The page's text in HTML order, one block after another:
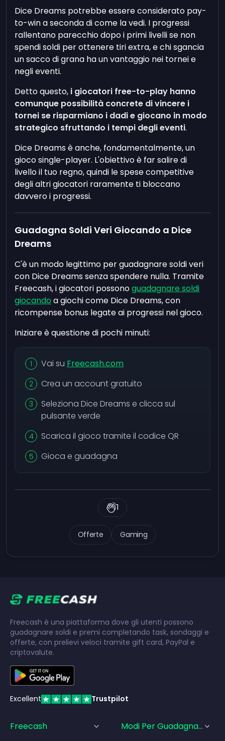
Dice Dreams potrebbe essere considerato pay-
to-win a seconda di come la vedi. I progressi
rallentano parecchio dopo i primi livelli se non
spendi soldi per ottenere tiri extra, e chi sgancia
un sacco di grana ha un vantaggio nei tornei e
negli eventi.
Detto questo, i giocatori free-to-play hanno
comunque possibilità concrete di vincere i
tornei se risparmiano i dadi e giocano in modo
strategico sfruttando i tempi degli eventi.
Dice Dreams è anche, fondamentalmente, un
gioco single-player. L'obiettivo è far salire di
livello il tuo regno, quindi le spese competitive
degli altri giocatori raramente ti bloccano
davvero i progressi.
Guadagna Soldi Veri Giocando a Dice
Dreams
C'è un modo legittimo per guadagnare soldi veri
con Dice Dreams senza spendere nulla. Tramite
Freecash, i giocatori possonoguadagnare soldi
giocando a giochi come Dice Dreams, con
ricompense bonus legate ai progressi nel gioco.
Iniziare è questione di pochi minuti:
Vai su Freecash.com
Crea un account gratuito
Seleziona Dice Dreams e clicca sul
pulsante verde
Scarica il gioco tramite il codice QR
Gioca e guadagna
Offerte Gaming
1
Freecash è una piattaforma dove gli utenti possono
guadagnare soldi e premi completando task, sondaggi e
offerte, con prelievi veloci tramite gift card, PayPal e
criptovalute.
Excellent Trustpilot
Freecash Modi Per Guadagnare